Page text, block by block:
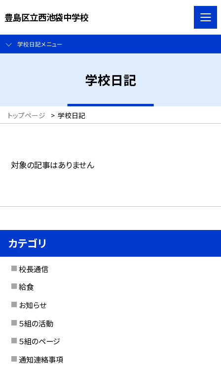
豊島区立西池袋中学校
学校日記メニュー
学校日記
トップページ > 学校日記
対象の記事はありません
カテゴリ
校長通信
給食
お知らせ
５組の活動
５組のページ
通知連絡事項